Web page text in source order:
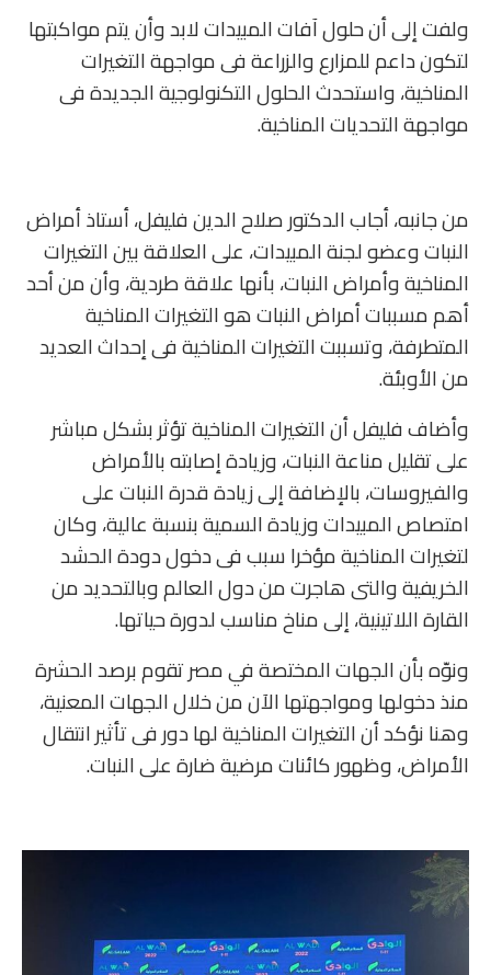
ولفت إلى أن حلول آفات المبيدات لابد وأن يتم مواكبتها
لتكون داعم للمزارع والزراعة فى مواجهة التغيرات
المناخية، واستحدث الحلول التكنولوجية الجديدة فى
مواجهة التحديات المناخية.
من جانبه، أجاب الدكتور صلاح الدين فليفل، أستاذ أمراض
النبات وعضو لجنة المبيدات، على العلاقة بين التغيرات
المناخية وأمراض النبات، بأنها علاقة طردية، وأن من أحد
أهم مسببات أمراض النبات هو التغيرات المناخية
المتطرفة، وتسببت التغيرات المناخية فى إحداث العديد
من الأوبئة.
وأضاف فليفل أن التغيرات المناخية تؤثر بشكل مباشر
على تقليل مناعة النبات، وزيادة إصابته بالأمراض
والفيروسات، بالإضافة إلى زيادة قدرة النبات على
امتصاص المبيدات وزيادة السمية بنسبة عالية، وكان
لتغيرات المناخية مؤخرا سبب فى دخول دودة الحشد
الخريفية والتى هاجرت من دول العالم وبالتحديد من
القارة اللاتينية، إلى مناخ مناسب لدورة حياتها.
ونوّه بأن الجهات المختصة في مصر تقوم برصد الحشرة
منذ دخولها ومواجهتها الآن من خلال الجهات المعنية،
وهنا نؤكد أن التغيرات المناخية لها دور فى تأثير انتقال
الأمراض، وظهور كائنات مرضية ضارة على النبات.